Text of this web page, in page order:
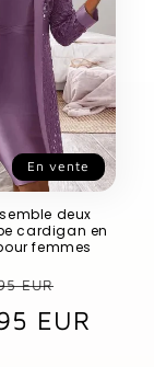
En vente
deux
cardigan en
femmes
EUR
EUR